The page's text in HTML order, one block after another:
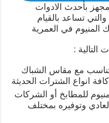
بأحدث الادوات
تساعد بالقيام
في العمرية
:
تتناسب مع مقاس الشباك
للمطابخ أو الشركات
وتوفيره بمختلف